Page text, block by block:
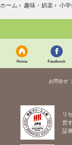
ホーム › 趣味・娯楽 › 小学
Home Facebook
お問合せ
リ
営
証